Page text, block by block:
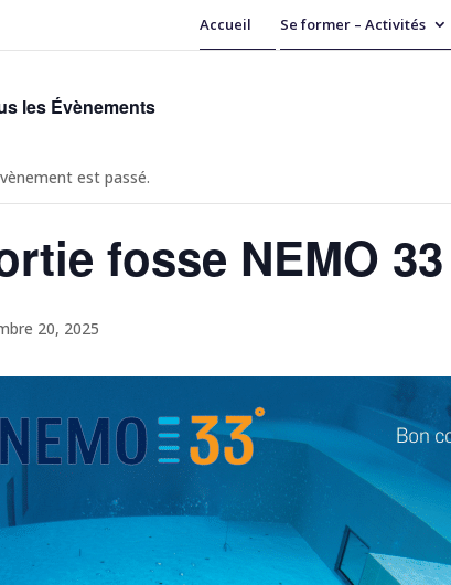
Accueil Se former – Activités
les Évènements
est passé.
fosse NEMO
20, 2025